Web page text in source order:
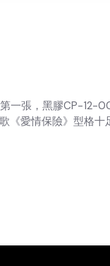
一張，黑膠CP-
愛情保險》型格十